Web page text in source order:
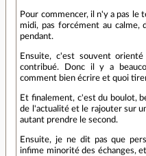
Pour commencer, il n'y a pas le
midi, pas forcément au calme,
pendant.
Ensuite, c'est souvent
contribué. Donc il y a
comment bien écrire et quoi
Et finalement, c'est du boulot,
de l'actualité et le rajouter sur
autant prendre le second.
Ensuite, je ne dit pas que
infime minorité des échanges,